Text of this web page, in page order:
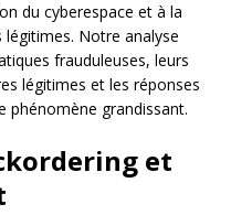
du cyberespace et à la
Notre analyse
frauduleuses, leurs
légitimes et les réponses
phénomène grandissant.
et